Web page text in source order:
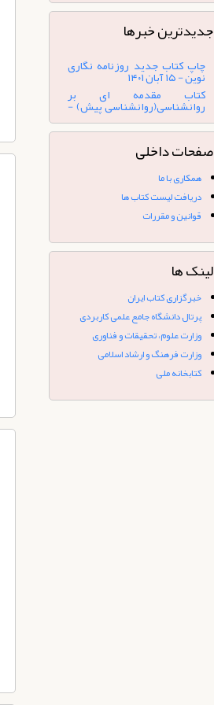
جدیدترین خبرها
کتاب مقدمه ای بر
روانشناسی(روانشناسی پیش) -
۲۰ تیر ۱۴۰۰
چاپ کتاب تاریخ هنر ایران و جهان
(تمام رنگی) - ۷ بهمن ۱۳۹۹
کتاب « ارزیابی طرح‌های فرهنگی»
منتشر شد. - ۳۱ شهریور ۱۴۰۴
شهریور ۱۴۰۲
چاپ کتاب جدید روزنامه نگاری
نوین - ۱۵ آبان ۱۴۰۱
صفحات داخلی
همکاری با ما
دریافت لیست کتاب ها
قوانین و مقررات
لینک ها
خبرگزاری کتاب ایران
پرتال دانشگاه جامع علمی کاربردی
وزارت علوم، تحقیقات و فناوری
وزارت فرهنگ و ارشاد اسلامی
کتابخانه ملی